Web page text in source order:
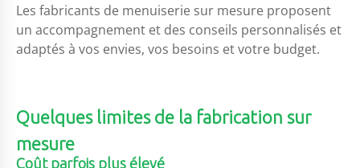
Les fabricants de menuiserie sur mesure proposent
un accompagnement et des conseils personnalisés et
adaptés à vos envies, vos besoins et votre budget.
Quelques limites de la fabrication sur
mesure
Coût parfois plus élevé